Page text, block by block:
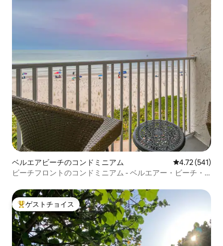
ベルエアビーチのコンドミニアム レビュー541
4.72 (541)
ビーチフロントのコンドミニアム - ベルエアー・ビーチ・
大好評のゲストチョイスです。
ゲストチョイス